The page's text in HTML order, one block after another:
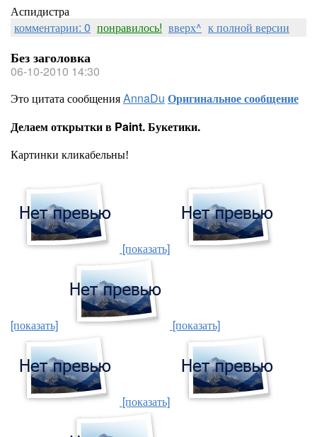
Аспидистра
комментарии: 0 понравилось! вверх^ к полной версии
Без заголовка
06-10-2010 14:30
Это цитата сообщенияAnnaDu Оригинальное сообщение
Делаем открытки в Paint. Букетики.
Картинки кликабельны!
[показать]
[показать] [показать]
[показать]